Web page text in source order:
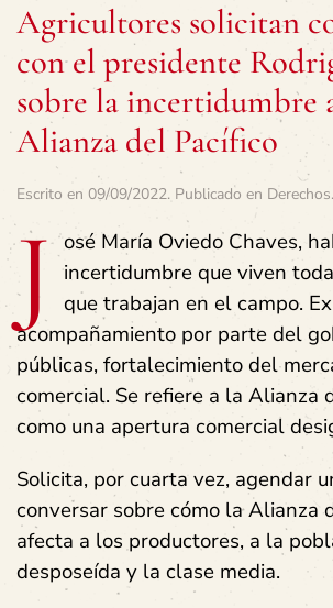
Agricultores solicitan
con el presidente
sobre la incertidumbre
Alianza del Pacífico
Escrito en 09/09/2022. Publicado en Derechos.
J osé María Oviedo Chaves,
incertidumbre que viven
que trabajan en el campo.
acompañamiento por parte del
públicas, fortalecimiento del
comercial. Se refiere a la Alianza
como una apertura comercial
Solicita, por cuarta vez, agendar
conversar sobre cómo la Alianza
afecta a los productores, a la
desposeída y la clase media.